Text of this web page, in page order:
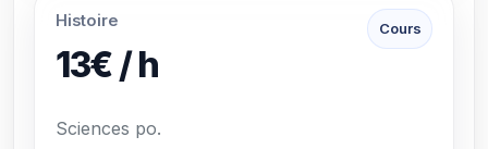
Histoire
13€ / h
Cours
Sciences po.